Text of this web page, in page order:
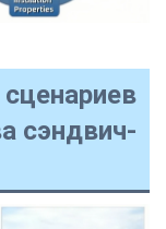
сэндвич-